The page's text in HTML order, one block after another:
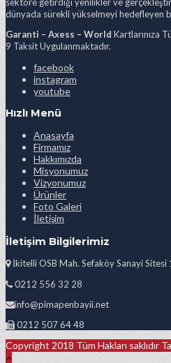
dünyada sürekli yükselmeyi hedefleyen
Garanti – Axess – World Kartlarınıza
9 Taksit Uygulanmaktadır.
facebook
instagram
youtube
Hızlı Menü
Anasayfa
Firmamız
Hakkımızda
Misyonumuz
Vizyonumuz
Ürünler
Foto Galeri
İletişim
İletişim Bilgilerimiz
İkitelli OSB Mah. Sefaköy Sanayi
0212 556 32 28
info@pimapenbayii.net
0212 507 64 48
Copyright 2018 Tüm Hakları saklıdır